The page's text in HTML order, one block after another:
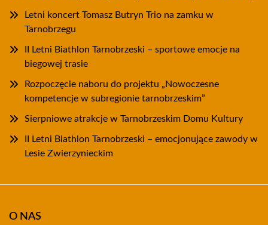
Letni koncert Tomasz Butryn Trio na zamku w
Tarnobrzegu
II Letni Biathlon Tarnobrzeski – sportowe emocje na
biegowej trasie
Rozpoczęcie naboru do projektu „Nowoczesne
kompetencje w subregionie tarnobrzeskim”
Sierpniowe atrakcje w Tarnobrzeskim Domu Kultury
II Letni Biathlon Tarnobrzeski – emocjonujące zawody w
Lesie Zwierzynieckim
O NAS